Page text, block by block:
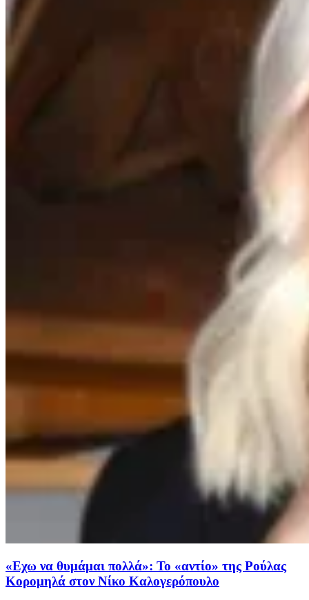
«Εχω να θυμάμαι πολλά»: Το «αντίο» της Ρούλας
Κορομηλά στον Νίκο Καλογερόπουλο